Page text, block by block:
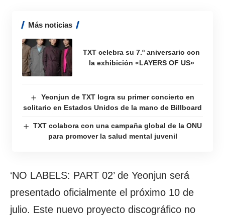
Más noticias
TXT celebra su 7.º aniversario con
la exhibición «LAYERS OF US»
Yeonjun de TXT logra su primer concierto en
solitario en Estados Unidos de la mano de Billboard
TXT colabora con una campaña global de la ONU
para promover la salud mental juvenil
‘NO LABELS: PART 02’ de Yeonjun será
presentado oficialmente el próximo 10 de
julio. Este nuevo proyecto discográfico no